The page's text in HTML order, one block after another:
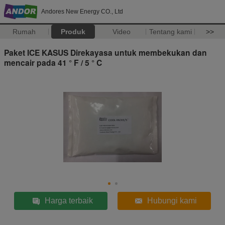
Andores New Energy CO., Ltd
Rumah Produk Video Tentang kami >>
Paket ICE KASUS Direkayasa untuk membekukan dan
mencair pada 41 ° F / 5 ° C
Harga terbaik Hubungi kami